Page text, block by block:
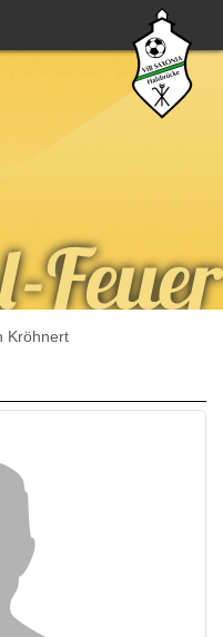
Kröhnert